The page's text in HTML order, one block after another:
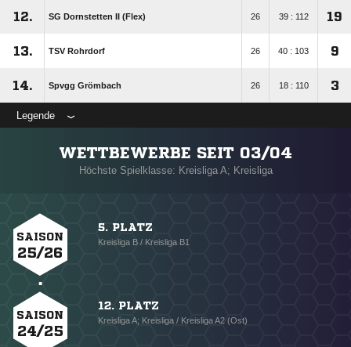
12. SG Dornstetten II (Flex) 26 39 : 112 19
13. TSV Rohrdorf 26 40 : 103 9
14. Spvgg Grömbach 26 18 : 110 3
Legende
WETTBEWERBE SEIT 03/04
Höchste Spielklasse: Kreisliga A; Kreisliga
SAISON
25/26
5. PLATZ
Kreisliga B / Kreisliga B1
SAISON
24/25
12. PLATZ
Kreisliga A; Kreisliga / Kreisliga A2 (Ost)